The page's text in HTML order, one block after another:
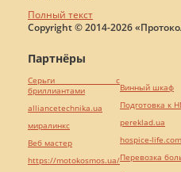
Полный текст
Copyright © 2014-2026
Партнёры
Серьги с
бриллиантами
alliancetechnika.ua
миралинкс
Веб мастер
https://motokosmos.ua/
Винный шкаф
Подготовка к
pereklad.ua
hospice-
Перевозка